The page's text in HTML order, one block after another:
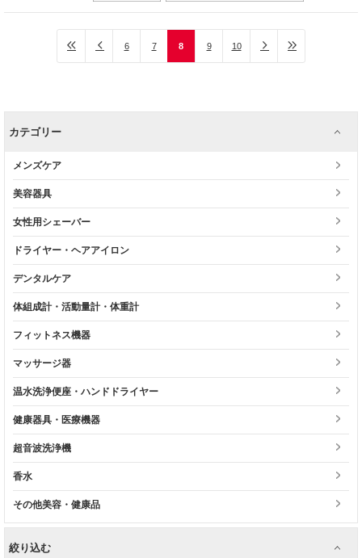
6 7 8 9 10
カテゴリー
メンズケア
美容器具
女性用シェーバー
ドライヤー・ヘアアイロン
デンタルケア
体組成計・活動量計・体重計
フィットネス機器
マッサージ器
温水洗浄便座・ハンドドライヤー
健康器具・医療機器
超音波洗浄機
香水
その他美容・健康品
絞り込む